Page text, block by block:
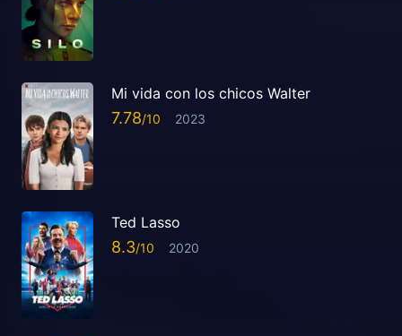
Mi vida con los chicos Walter
7.78 2023
Ted Lasso
8.3 2020